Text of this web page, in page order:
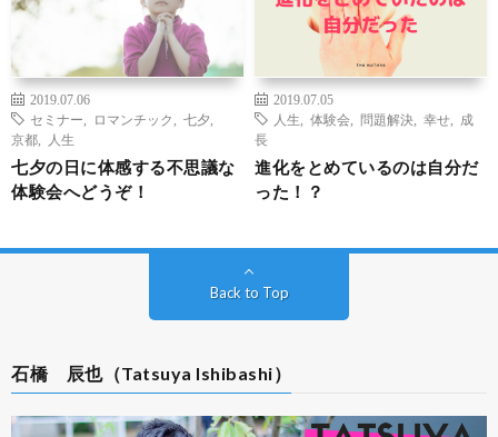
2019.07.06
セミナー
ロマンチック 七夕
京都
人生
七夕の日に体感する不思議な
体験会へどうぞ！
2019.07.05
人生
体験会 問題解決 幸せ
成
長
進化をとめているのは自分だ
った！？
Back to Top
石橋 辰也（Tatsuya Ishibashi）